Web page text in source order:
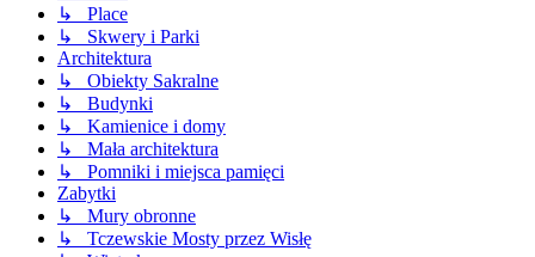
↳ Place
↳ Skwery i Parki
Architektura
↳ Obiekty Sakralne
↳ Budynki
↳ Kamienice i domy
↳ Mała architektura
↳ Pomniki i miejsca pamięci
Zabytki
↳ Mury obronne
↳ Tczewskie Mosty przez Wisłę